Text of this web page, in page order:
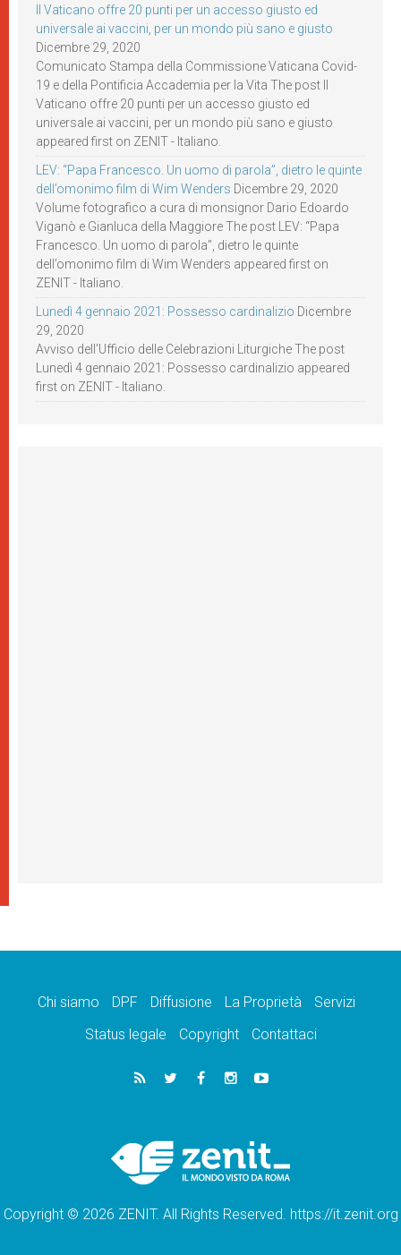
Il Vaticano offre 20 punti per un accesso giusto ed
universale ai vaccini, per un mondo più sano e giusto
Dicembre 29, 2020
Comunicato Stampa della Commissione Vaticana Covid-
19 e della Pontificia Accademia per la Vita The post Il
Vaticano offre 20 punti per un accesso giusto ed
universale ai vaccini, per un mondo più sano e giusto
appeared first on ZENIT - Italiano.
LEV: “Papa Francesco. Un uomo di parola”, dietro le quinte
dell’omonimo film di Wim Wenders Dicembre 29, 2020
Volume fotografico a cura di monsignor Dario Edoardo
Viganò e Gianluca della Maggiore The post LEV: “Papa
Francesco. Un uomo di parola”, dietro le quinte
dell’omonimo film di Wim Wenders appeared first on
ZENIT - Italiano.
Lunedì 4 gennaio 2021: Possesso cardinalizio Dicembre
29, 2020
Avviso dell’Ufficio delle Celebrazioni Liturgiche The post
Lunedì 4 gennaio 2021: Possesso cardinalizio appeared
first on ZENIT - Italiano.
Chi siamo DPF Diffusione La Proprietà
Servizi
Status legale
Copyright Contattaci
Copyright © 2026 ZENIT. All Rights Reserved. https://it.zenit.org